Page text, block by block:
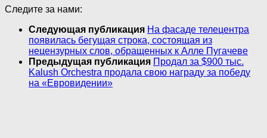
Следите за нами:
Следующая публикация На фасаде телецентра
появилась бегущая строка, состоящая из
нецензурных слов, обращенных к Алле Пугачеве
Предыдущая публикация Продал за $900 тыс.
Kalush Orchestra продала свою награду за победу
на «Евровидении»